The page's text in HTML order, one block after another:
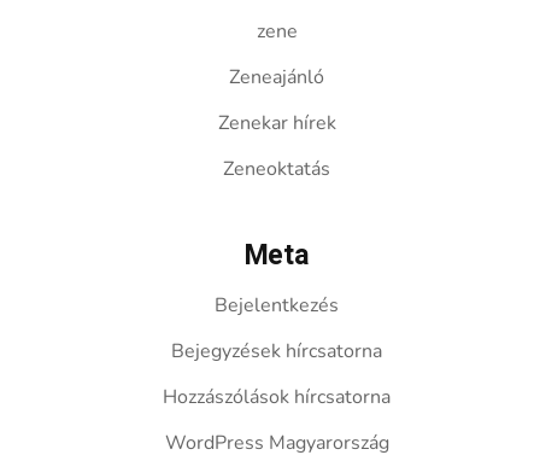
zene
Zeneajánló
Zenekar hírek
Zeneoktatás
Meta
Bejelentkezés
Bejegyzések hírcsatorna
Hozzászólások hírcsatorna
WordPress Magyarország